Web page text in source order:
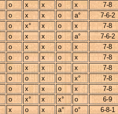
o x x o x 7-8
o x x o a° 7-6-2
o x° x o x 7-8
o x x o a° 7-6-2
o x x o x 7-8
o o x o x 7-8
o x x o x 7-8
o o x o x° 7-8
o x x o x 7-8
o x° x x° o 6-9
x o x a° o° 6-8-1